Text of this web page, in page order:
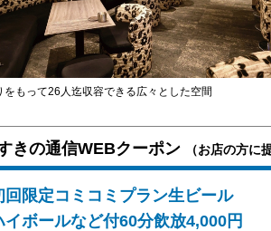
をもって26人迄収容できる広々とした空間
きの通信WEBクーポン （お店の方に
回限定コミコミプラン生ビール
イボールなど付60分飲放4,000円